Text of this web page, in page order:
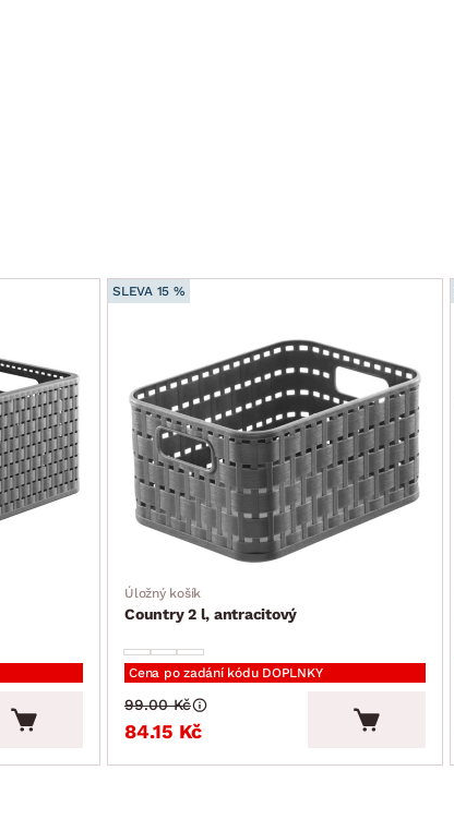
SLEVA 15 %
Úložný košík
Country 2 l, antracitový
Cena po zadání kódu DOPLNKY
84.15 Kč
99.00 Kč